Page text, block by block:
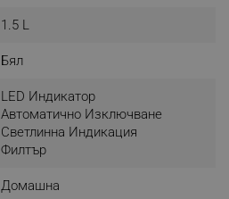
1.5 L
Бял
LED Индикатор
Автоматично Изключване
Светлинна Индикация
Филтър
Домашна